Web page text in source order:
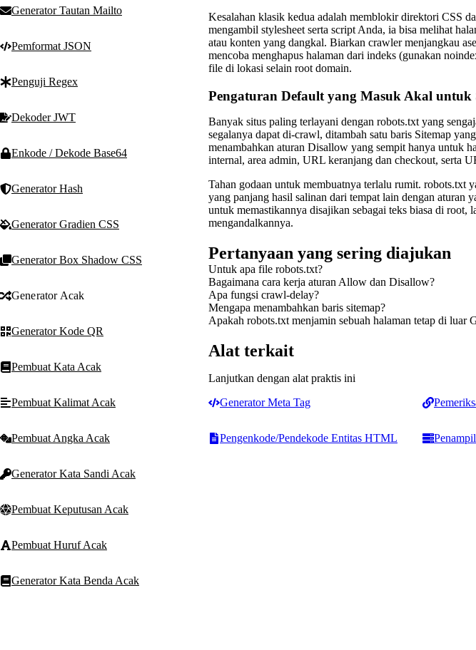
Generator Tautan Mailto
Pemformat JSON
Penguji Regex
Dekoder JWT
Enkode / Dekode Base64
Generator Hash
Generator Gradien CSS
Generator Box Shadow CSS
Generator Acak
Generator Kode QR
Pembuat Kata Acak
Pembuat Kalimat Acak
Pembuat Angka Acak
Generator Kata Sandi Acak
Pembuat Keputusan Acak
Pembuat Huruf Acak
Generator Kata Benda Acak
Kesalahan klasik kedua adalah memblokir direktori CSS
mengambil stylesheet serta script Anda, ia bisa melihat
atau konten yang dangkal. Biarkan crawler menjangkau
mencoba menghapus halaman dari indeks (gunakan
file di lokasi selain root domain.
Pengaturan Default yang Masuk Akal untuk
Banyak situs paling terlayani dengan robots.txt yang
segalanya dapat di-crawl, ditambah satu baris Sitemap
menambahkan aturan Disallow yang sempit hanya untuk
internal, area admin, URL keranjang dan checkout, serta
Tahan godaan untuk membuatnya terlalu rumit. robots.txt
yang panjang hasil salinan dari tempat lain dengan
untuk memastikannya disajikan sebagai teks biasa di root,
mengandalkannya.
Pertanyaan yang sering diajukan
Untuk apa file robots.txt?
Bagaimana cara kerja aturan Allow dan Disallow?
Apa fungsi crawl-delay?
Mengapa menambahkan baris sitemap?
Apakah robots.txt menjamin sebuah halaman tetap di luar
Alat terkait
Lanjutkan dengan alat praktis ini
Generator Meta Tag
Pengenkode/Pendekode Entitas HTML